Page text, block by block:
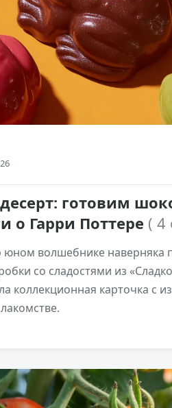
готовим
о Гарри Поттере ( 4
юном волшебнике наверняка
со сладостями из
коллекционная карточка с